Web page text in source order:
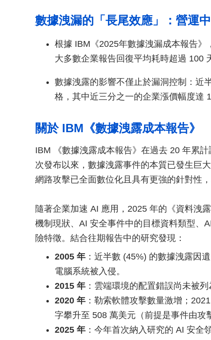
數據洩漏的「長尾效應」：營運
根據 IBM《2025年數據洩漏成本報告》
大多數企業報告回復平均耗時超過 100
數據洩露的影響不僅止於漏洞控制：近
格，其中近三分之一的企業漲價幅度達
關於 IBM《數據洩露成本報告》
IBM 《數據洩露成本報告》在過去 20 年累
次發布以來，數據洩露事件的本質已發生巨
網路攻擊已全面數位化且具有更強的針對性
隨著企業加速 AI 應用，2025 年的《資料洩
機制現狀、AI 安全事件中的目標資料類型、
險特徵。結合往期報告中的研究發現：
2005 年 ：近半數 (45%) 的數據洩露因
電腦系統被入侵。
2015 年 ：雲端環境的配置錯誤尚未被
2020 年 ：勒索軟體攻擊數量激增；
字攀升至 508 萬美元（前提是事件由攻
2025 年 ：今年首次納入研究的 AI 安全